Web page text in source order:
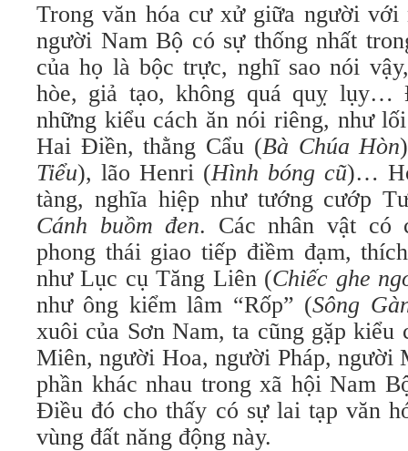
Trong văn hóa cư xử giữa người với
người Nam Bộ có sự thống nhất
của họ là bộc trực, nghĩ sao nói
hòe, giả tạo, không quá quỵ lụy…
những kiểu cách ăn nói riêng, như
Hai Điền, thằng Cẩu (Bà Chúa Hòn
Tiểu), lão Henri (Hình bóng cũ)…
tàng, nghĩa hiệp như tướng cướp
Cánh buồm đen. Các nhân vật có
phong thái giao tiếp điềm đạm,
như Lục cụ Tăng Liên (Chiếc ghe
như ông kiểm lâm “Rốp” (Sông
xuôi của Sơn Nam, ta cũng gặp kiểu
Miên, người Hoa, người Pháp,
phần khác nhau trong xã hội Nam
Điều đó cho thấy có sự lai tạp văn
vùng đất năng động này.